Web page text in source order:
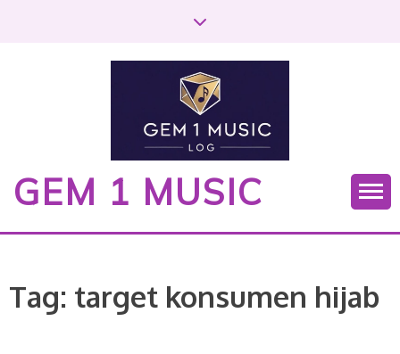
GEM 1 MUSIC
Tag: target konsumen hijab